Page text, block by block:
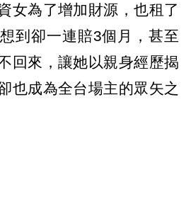
女為了增加財源，也租了
到卻一連賠3個月，甚至
回來，讓她以親身經歷揭
也成為全台場主的眾矢之